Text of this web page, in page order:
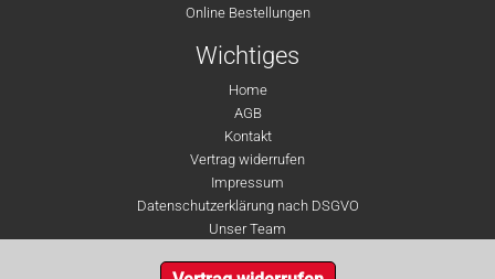
Online Bestellungen
Wichtiges
Home
AGB
Kontakt
Vertrag widerrufen
Impressum
Datenschutzerklärung nach DSGVO
Unser Team